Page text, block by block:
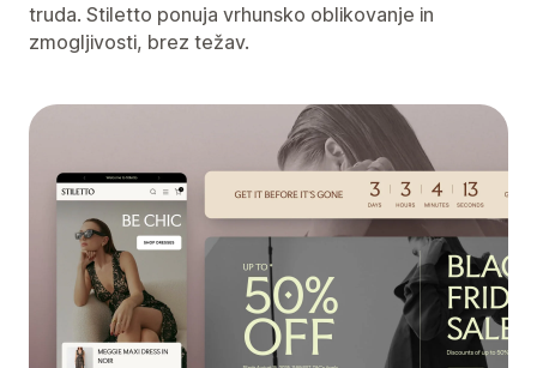
truda. Stiletto ponuja vrhunsko oblikovanje in
zmogljivosti, brez težav.